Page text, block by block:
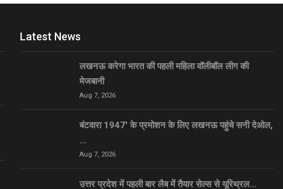
Latest News
लखनऊ करेगा भारत की पहली महिला वॉलीबॉल लीग की
मेजबानी
Aug 7, 2026
बंटवारा 1947′ के प्रमोशन के लिए लखनऊ पहुंचे सनी देओल,
…
Aug 7, 2026
उत्तर प्रदेश में पहली बार लैब में तैयार सेल्स से यूरिथ्रल…